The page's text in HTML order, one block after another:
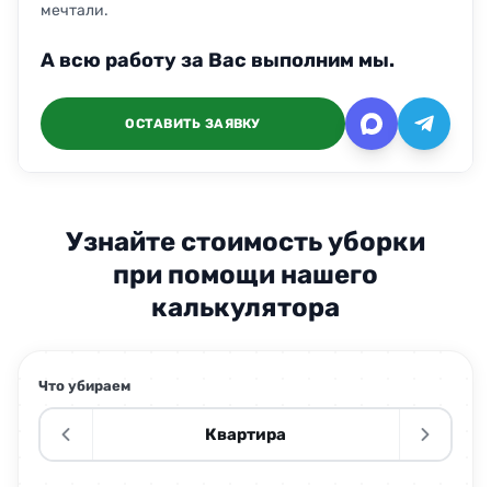
мечтали.
А всю работу за Вас выполним мы.
ОСТАВИТЬ ЗАЯВКУ
Узнайте стоимость уборки
при помощи нашего
калькулятора
Что убираем
Квартира